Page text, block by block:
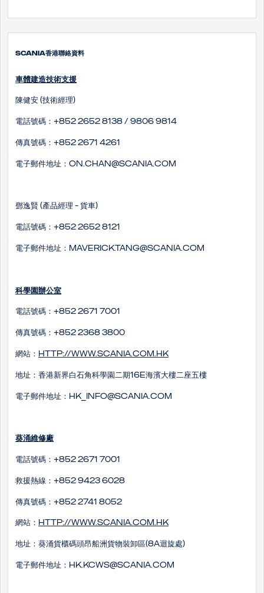
SCANIA香港聯絡資料
車體建造技術支援
陳健安 (技術經理)
電話號碼：+852 2652 8138 / 9806 9814
傳真號碼：+852 2671 4261
電子郵件地址：on.chan@scania.com
鄧逸賢 (產品經理 - 貨車)
電話號碼：+852 2652 8121
電子郵件地址：maverick.tang@scania.com
科學園辦公室
電話號碼：+852 2671 7001
傳真號碼：+852 2368 3800
網站： http://www.scania.com.hk
地址：香港新界白石角科學園二期16E海濱大樓二座五樓
電子郵件地址：hk_info@scania.com
葵涌維修廠
電話號碼：+852 2671 7001
救援熱線：+852 9423 6028
傳真號碼：+852 2741 8052
網站： http://www.scania.com.hk
地址：葵涌貨櫃碼頭昂船洲貨物裝卸區(8A迴旋處)
電子郵件地址：hk.kcws@scania.com